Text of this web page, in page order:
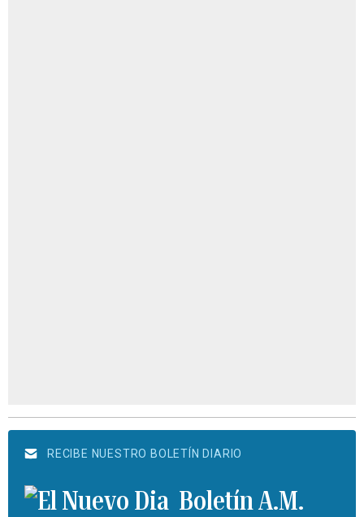
RECIBE NUESTRO BOLETÍN DIARIO
Boletín A.M.